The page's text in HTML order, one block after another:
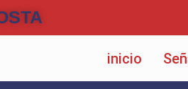
inicio